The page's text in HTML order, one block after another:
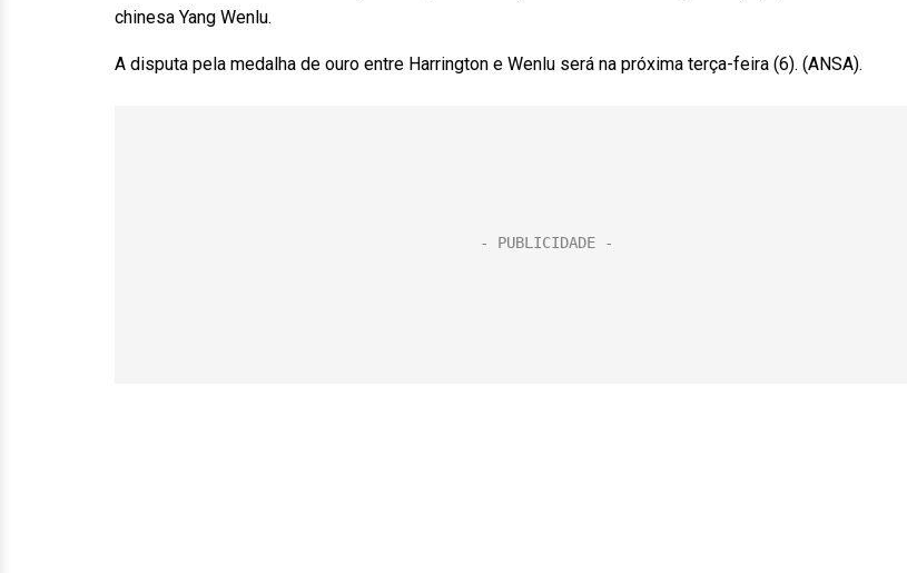
chinesa Yang Wenlu.
A disputa pela medalha de ouro entre Harrington e Wenlu será na próxima terça-feira (6). (ANSA).